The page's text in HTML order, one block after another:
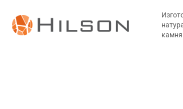
камня